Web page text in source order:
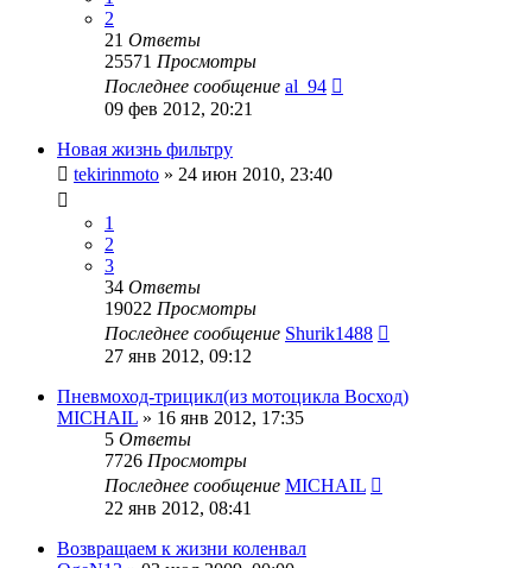
2
21 Ответы
25571 Просмотры
Последнее сообщение al_94
09 фев 2012, 20:21
Новая жизнь фильтру
tekirinmoto » 24 июн 2010, 23:40
1
2
3
34 Ответы
19022 Просмотры
Последнее сообщение Shurik1488
27 янв 2012, 09:12
Пневмоход-трицикл(из мотоцикла Восход)
MICHAIL » 16 янв 2012, 17:35
5 Ответы
7726 Просмотры
Последнее сообщение MICHAIL
22 янв 2012, 08:41
Возвращаем к жизни коленвал